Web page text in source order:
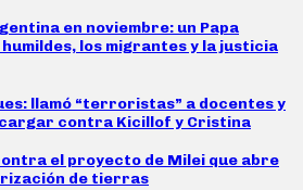
en noviembre: un Papa
los migrantes y la justicia
llamó “terroristas” a docentes y
contra Kicillof y Cristina
el proyecto de Milei que abre
de tierras